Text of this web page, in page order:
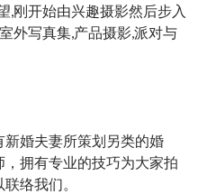
,刚开始由兴趣摄影然后步入
外写真集,产品摄影,派对与
婚夫妻所策划另类的婚
拥有专业的技巧为大家拍
络我们。